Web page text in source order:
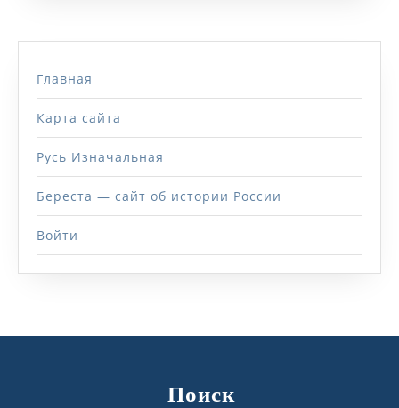
Главная
Карта сайта
Русь Изначальная
Береста — сайт об истории России
Войти
Поиск